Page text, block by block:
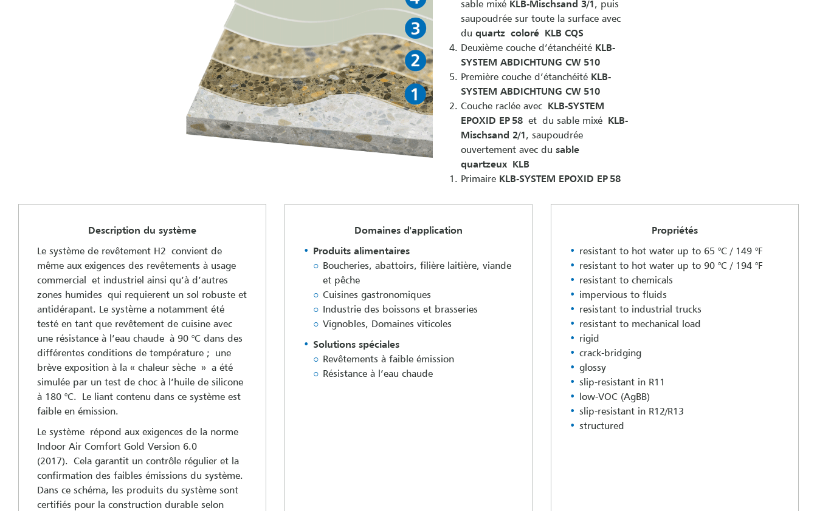
sable mixé KLB-Mischsand 3/1, puis
saupoudrée sur toute la surface avec
du quartz coloré KLB CQS
Deuxième couche d’étanchéité KLB-
SYSTEM ABDICHTUNG CW 510
Première couche d’étanchéité KLB-
SYSTEM ABDICHTUNG CW 510
Couche raclée avecKLB-SYSTEM
EPOXID EP 58et du sable mixé KLB-
Mischsand 2/1, saupoudrée
ouvertement avec du sable
quartzeux KLB
Primaire KLB-SYSTEM EPOXID EP 58
Description du système
Le système de revêtement H2 convient de
même aux exigences des revêtements à usage
commercial et industriel ainsi qu’à d’autres
zones humides qui requierent un sol robuste et
antidérapant. Le système a notamment été
testé en tant que revêtement de cuisine avec
une résistance à l’eau chaude à 90 °C dans des
différentes conditions de température ; une
brève exposition à la « chaleur sèche » a été
simulée par un test de choc à l’huile de silicone
à 180 °C. Le liant contenu dans ce système est
faible en émission.
Le système répond aux exigences de la norme
Indoor Air Comfort Gold Version 6.0
(2017). Cela garantit un contrôle régulier et la
confirmation des faibles émissions du système.
Dans ce schéma, les produits du système sont
certifiés pour la construction durable selon
Domaines d'application
Produits alimentaires
Boucheries, abattoirs, filière laitière, viande
et pêche
Cuisines gastronomiques
Industrie des boissons et brasseries
Vignobles, Domaines viticoles
Solutions spéciales
Revêtements à faible émission
Résistance à l’eau chaude
Propriétés
resistant to hot water up to 65 °C / 149 °F
resistant to hot water up to 90 °C / 194 °F
resistant to chemicals
impervious to fluids
resistant to industrial trucks
resistant to mechanical load
rigid
crack-bridging
glossy
slip-resistant in R11
low-VOC (AgBB)
slip-resistant in R12/R13
structured